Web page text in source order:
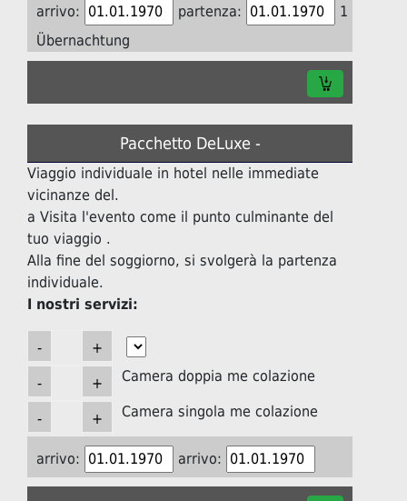
arrivo: partenza:
1
Übernachtung
Pacchetto DeLuxe -
Viaggio individuale in hotel nelle immediate
vicinanze del.
a Visita l'evento come il punto culminante del
tuo viaggio .
Alla fine del soggiorno, si svolgerà la partenza
individuale.
I nostri servizi:
Camera doppia me colazione
Camera singola me colazione
arrivo: arrivo: